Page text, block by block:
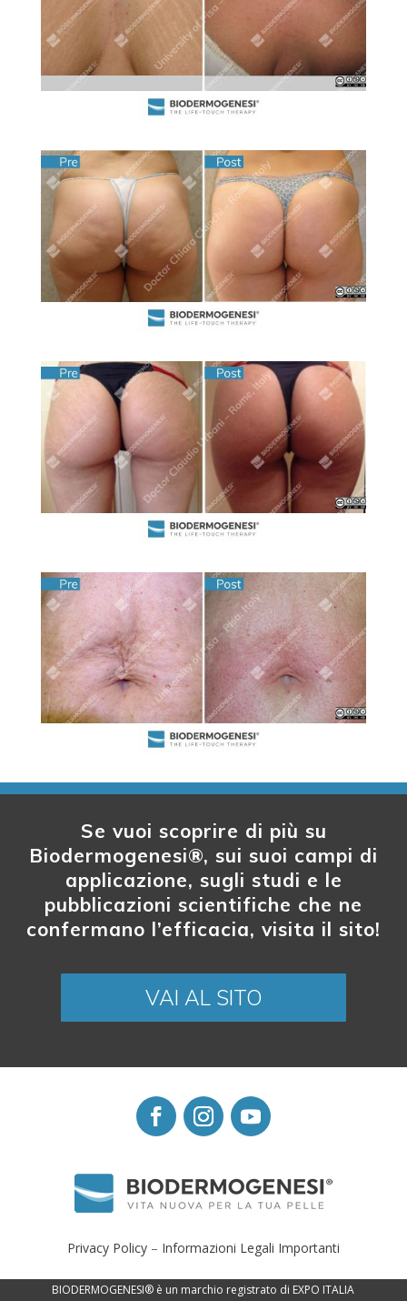
Se vuoi scoprire di più su
Biodermogenesi®, sui suoi campi di
applicazione, sugli studi e le
pubblicazioni scientifiche che ne
confermano l’efficacia, visita il sito!
VAI AL SITO
Privacy Policy – Informazioni Legali Importanti
BIODERMOGENESI® è un marchio registrato di EXPO ITALIA